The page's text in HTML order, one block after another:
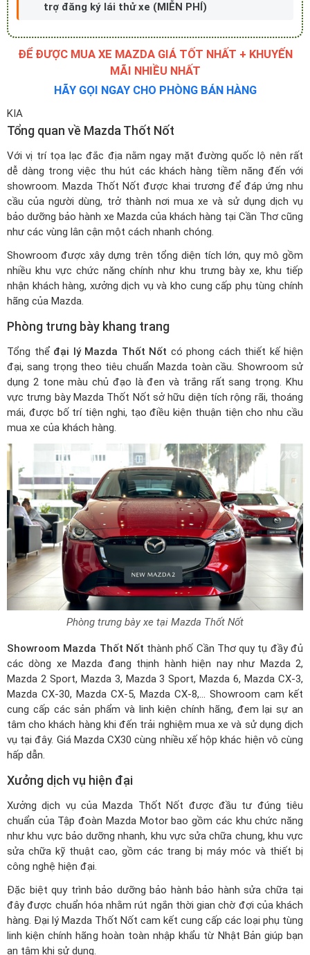
trợ đăng ký lái thử xe (MIỄN PHÍ)
ĐỂ ĐƯỢC MUA XE MAZDA GIÁ TỐT NHẤT + KHUYẾN
MÃI NHIỀU NHẤT
HÃY GỌI NGAY CHO PHÒNG BÁN HÀNG
KIA
Tổng quan về Mazda Thốt Nốt
Với vị trí tọa lạc đắc địa nằm ngay mặt đường quốc lộ nên rất
dễ dàng trong việc thu hút các khách hàng tiềm năng đến với
showroom. Mazda Thốt Nốt được khai trương để đáp ứng nhu
cầu của người dùng, trở thành nơi mua xe và sử dụng dịch vụ
bảo dưỡng bảo hành xe Mazda của khách hàng tại Cần Thơ cũng
như các vùng lân cận một cách nhanh chóng.
Showroom được xây dựng trên tổng diện tích lớn, quy mô gồm
nhiều khu vực chức năng chính như khu trưng bày xe, khu tiếp
nhận khách hàng, xưởng dịch vụ và kho cung cấp phụ tùng chính
hãng của Mazda.
Phòng trưng bày khang trang
Tổng thể đại lý Mazda Thốt Nốt có phong cách thiết kế hiện
đại, sang trọng theo tiêu chuẩn Mazda toàn cầu. Showroom sử
dụng 2 tone màu chủ đạo là đen và trắng rất sang trọng. Khu
vực trưng bày Mazda Thốt Nốt sở hữu diện tích rộng rãi, thoáng
mái, được bố trí tiện nghi, tạo điều kiện thuận tiện cho nhu cầu
mua xe của khách hàng.
Phòng trưng bày xe tại Mazda Thốt Nốt
Showroom Mazda Thốt Nốt thành phố Cần Thơ quy tụ đầy đủ
các dòng xe Mazda đang thịnh hành hiện nay như Mazda 2,
Mazda 2 Sport, Mazda 3, Mazda 3 Sport, Mazda 6, Mazda CX-3,
Mazda CX-30, Mazda CX-5, Mazda CX-8,... Showroom cam kết
cung cấp các sản phẩm và linh kiện chính hãng, đem lại sự an
tâm cho khách hàng khi đến trải nghiệm mua xe và sử dụng dịch
vụ tại đây. Giá Mazda CX30 cùng nhiều xế hộp khác hiện vô cùng
hấp dẫn.
Xưởng dịch vụ hiện đại
Xưởng dịch vụ của Mazda Thốt Nốt được đầu tư đúng tiêu
chuẩn của Tập đoàn Mazda Motor bao gồm các khu chức năng
như khu vực bảo dưỡng nhanh, khu vực sửa chữa chung, khu vực
sửa chữa kỹ thuật cao, gồm các trang bị máy móc và thiết bị
công nghệ hiện đại.
Đặc biệt quy trình bảo dưỡng bảo hành bảo hành sửa chữa tại
đây được chuẩn hóa nhằm rút ngắn thời gian chờ đợi của khách
hàng. Đại lý Mazda Thốt Nốt cam kết cung cấp các loại phụ tùng
linh kiện chính hãng hoàn toàn nhập khẩu từ Nhật Bản giúp bạn
an tâm khi sử dụng.